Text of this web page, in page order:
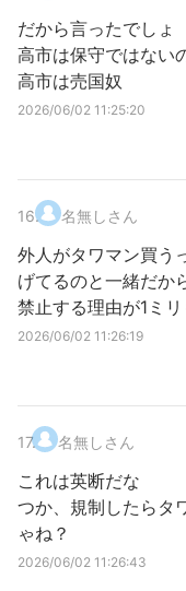
だから言ったでしょ
高市は保守ではない
高市は売国奴
2026/06/02 11:25:20
16. 名無しさん
外人がタワマン買う
げてるのと一緒だか
禁止する理由が1ミ
2026/06/02 11:26:19
17. 名無しさん
これは英断だな
つか、規制したらタ
ゃね？
2026/06/02 11:26:43